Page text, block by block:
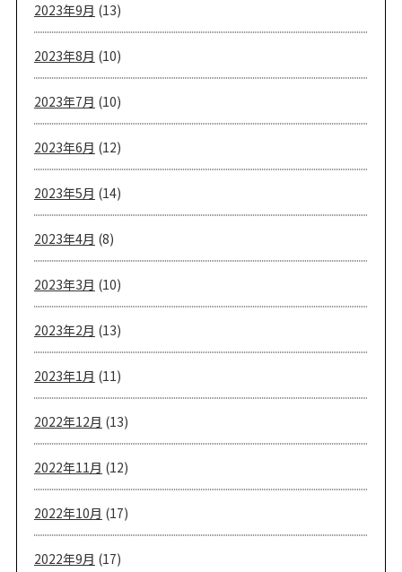
2023年9月 (13)
2023年8月 (10)
2023年7月 (10)
2023年6月 (12)
2023年5月 (14)
2023年4月 (8)
2023年3月 (10)
2023年2月 (13)
2023年1月 (11)
2022年12月 (13)
2022年11月 (12)
2022年10月 (17)
2022年9月 (17)